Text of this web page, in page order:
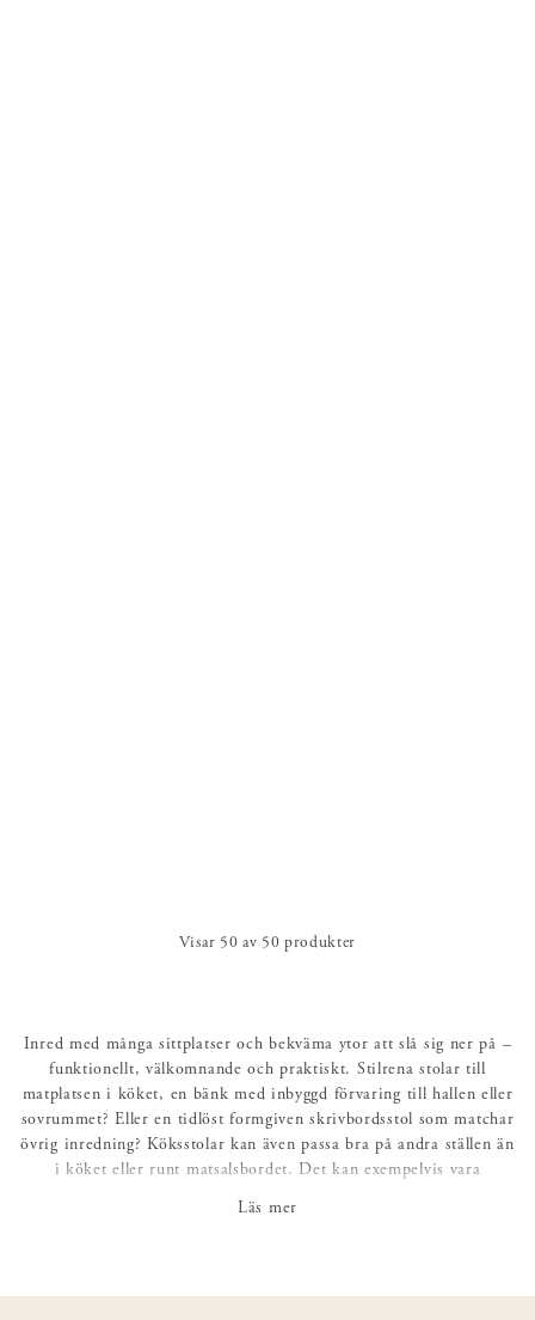
Visar 50 av 50 produkter
Inred med många sittplatser och bekväma ytor att slå sig ner på –
funktionellt, välkomnande och praktiskt. Stilrena stolar till
matplatsen i köket, en bänk med inbyggd förvaring till hallen eller
sovrummet? Eller en tidlöst formgiven skrivbordsstol som matchar
övrig inredning? Köksstolar kan även passa bra på andra ställen än
i köket eller runt matsalsbordet. Det kan exempelvis vara
Läs mer